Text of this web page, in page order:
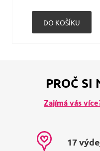
PROČ SI
Zajímá vás
17